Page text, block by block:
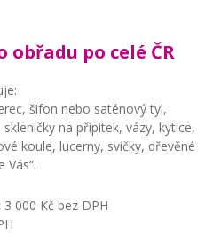
obřadu po celé ČR
šifon nebo saténový tyl,
na přípitek, vázy, kytice,
koule, lucerny, svíčky, dřevěné
Vás“.
3 000 Kč bez DPH